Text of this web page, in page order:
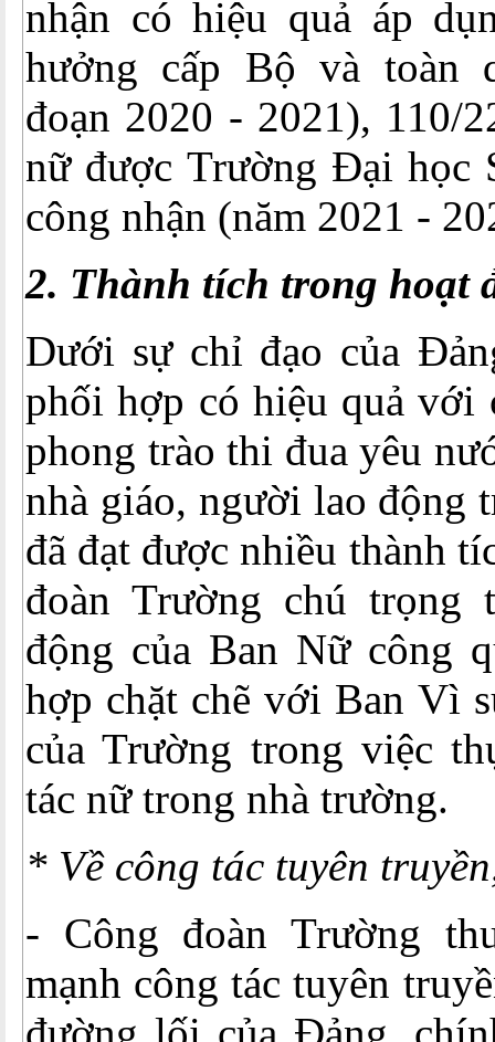
nhận có hiệu quả áp
hưởng cấp Bộ và toàn
đoạn 2020 - 2021), 110/
nữ được Trường Đại học
công nhận (năm 2021 -
2. Thành tích trong hoạt
Dưới sự chỉ đạo của
phối hợp có hiệu quả với
phong trào thi đua yêu
nhà giáo, người lao động
đã đạt được nhiều thành
đoàn Trường chú trọng
động của Ban Nữ công
hợp chặt chẽ với Ban Vì
của Trường trong việc
tác nữ trong nhà trường.
* Về công tác tuyên
- Công đoàn Trường
mạnh công tác tuyên